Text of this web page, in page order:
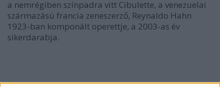
a nemrégiben színpadra vitt Cibulette, a venezuelai
származású francia zeneszerző, Reynaldo Hahn
1923-ban komponált operettje, a 2003-as év
sikerdarabja.